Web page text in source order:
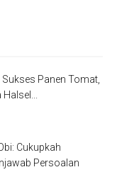
Panen Tomat,
Cukupkah
Persoalan